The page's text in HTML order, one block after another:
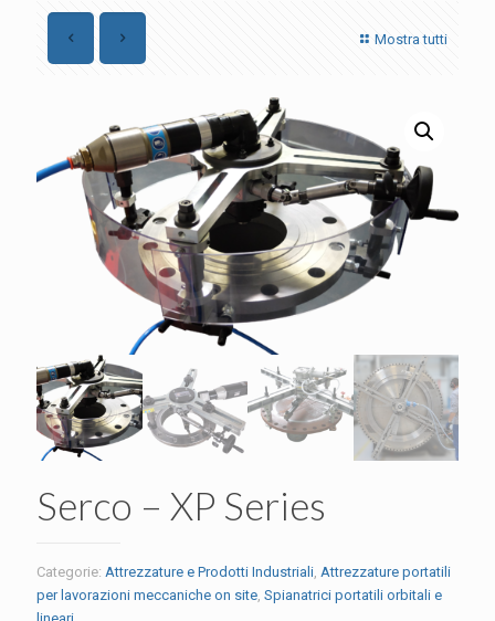
Mostra tutti
Serco – XP Series
Categorie: Attrezzature e Prodotti Industriali Attrezzature portatili
per lavorazioni meccaniche on site Spianatrici portatili orbitali e